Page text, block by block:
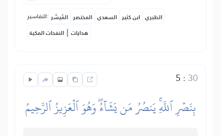
التفاسير: المُيسَّر المختصر السعدي ابن كثير الطبري
النفحات المكية | هدايات
5 : 30
بِنَصۡرِ ٱللَّهِۚ يَنصُرُ مَن يَشَآءُۖ وَهُوَ ٱلۡعَزِيزُ ٱلرَّحِيمُ